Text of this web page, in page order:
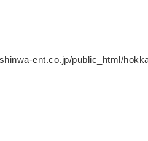
ent.co.jp/public_html/